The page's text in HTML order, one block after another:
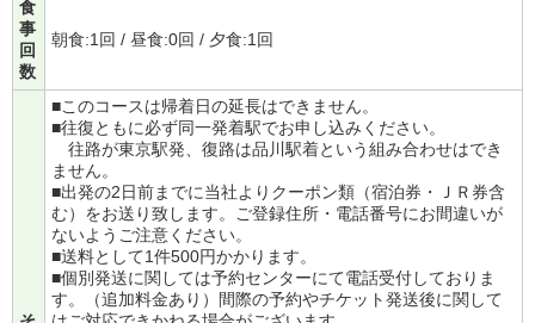
食
事
回
数
朝食:1回 / 昼食:0回 / 夕食:1回
■このコースは帰着日の延長はできません。
■往復ともに必ず同一発着駅でお申し込みください。
往路が東京駅発、復路は品川駅着という組み合わせはでき
ません。
■出発の2日前までに当社よりクーポン類（宿泊券・ＪＲ券含
む）をお送り致します。ご登録住所・電話番号にお間違いが
ないようご注意ください。
■送料として1件500円かかります。
■個別発送に関しては予約センターにて電話受付しておりま
す。（追加料金あり）間際の予約やチケット発送後に関して